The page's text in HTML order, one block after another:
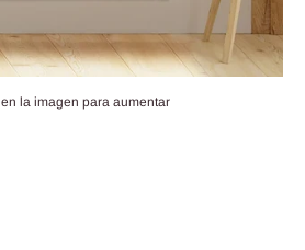
la imagen para aumentar